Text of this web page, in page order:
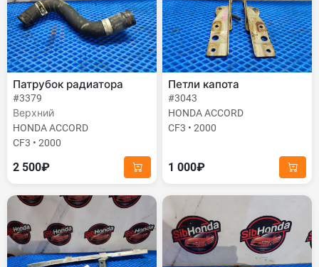
Патрубок радиатора
#3379
Верхний
HONDA ACCORD
CF3 • 2000
2 500₽
Петли капота
#3043
HONDA ACCORD
CF3 • 2000
1 000₽